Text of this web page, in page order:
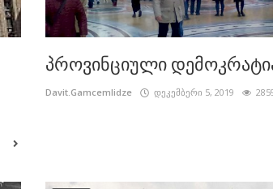
პროვინციული
Davit.Gamcemlidze დეკემბერი 5, 2019